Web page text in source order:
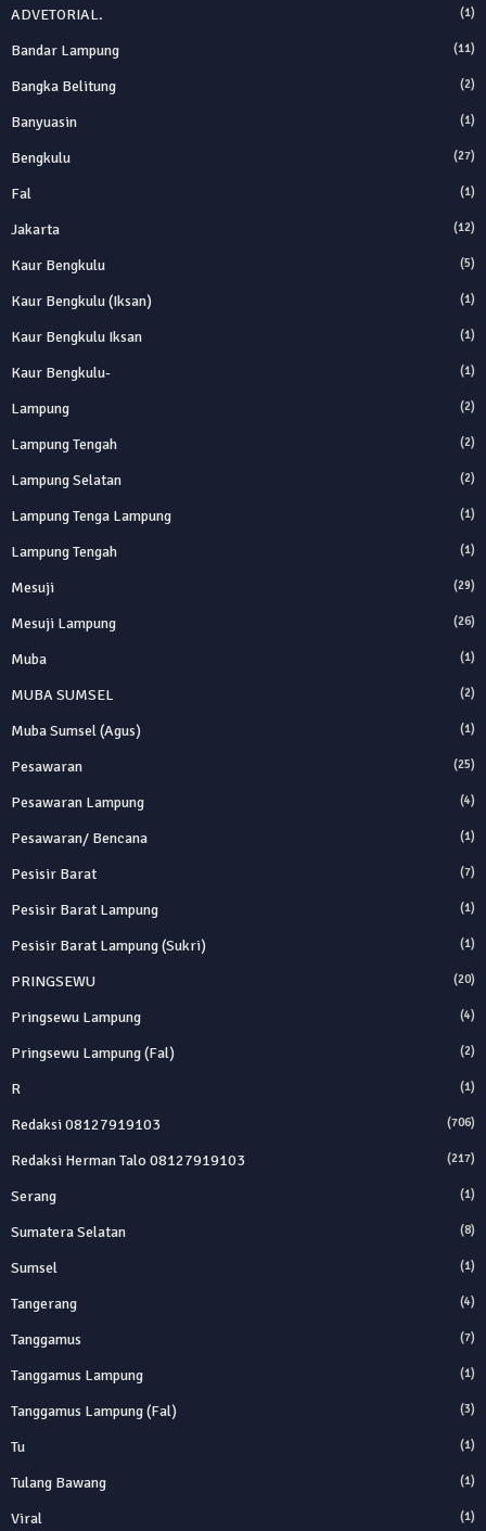
ADVETORIAL. (1)
Bandar Lampung (11)
Bangka Belitung (2)
Banyuasin (1)
Bengkulu (27)
Fal (1)
Jakarta (12)
Kaur Bengkulu (5)
Kaur Bengkulu (Iksan) (1)
Kaur Bengkulu Iksan (1)
Kaur Bengkulu- (1)
Lampung (2)
Lampung Tengah (2)
Lampung Selatan (2)
Lampung Tenga Lampung (1)
Lampung Tengah (1)
Mesuji (29)
Mesuji Lampung (26)
Muba (1)
MUBA SUMSEL (2)
Muba Sumsel (Agus) (1)
Pesawaran (25)
Pesawaran Lampung (4)
Pesawaran/ Bencana (1)
Pesisir Barat (7)
Pesisir Barat Lampung (1)
Pesisir Barat Lampung (Sukri) (1)
PRINGSEWU (20)
Pringsewu Lampung (4)
Pringsewu Lampung (Fal) (2)
R (1)
Redaksi 08127919103 (706)
Redaksi Herman Talo 08127919103 (217)
Serang (1)
Sumatera Selatan (8)
Sumsel (1)
Tangerang (4)
Tanggamus (7)
Tanggamus Lampung (1)
Tanggamus Lampung (Fal) (3)
Tu (1)
Tulang Bawang (1)
Viral (1)